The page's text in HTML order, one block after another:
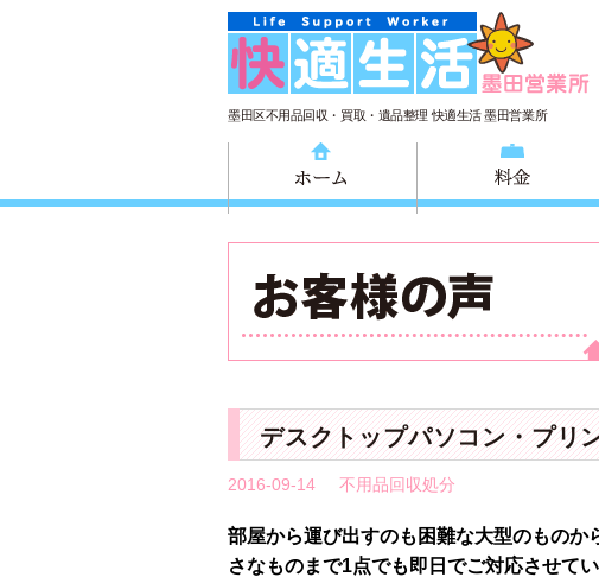
墨田区不用品回収・買取・遺品整理 快適生活 墨田営業所
デスクトップパソコン・プリ
2016-09-14 不用品回収処分
部屋から運び出すのも困難な大型のもの
さなものまで1点でも即日でご対応させてい